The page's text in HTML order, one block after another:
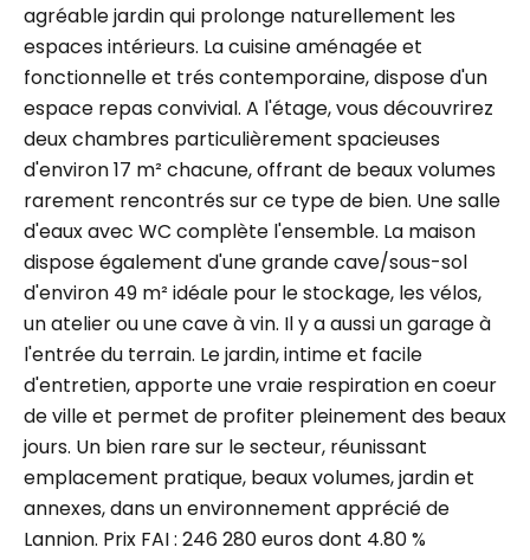
agréable jardin qui prolonge naturellement les
espaces intérieurs. La cuisine aménagée et
fonctionnelle et trés contemporaine, dispose d'un
espace repas convivial. A l'étage, vous découvrirez
deux chambres particulièrement spacieuses
d'environ 17 m² chacune, offrant de beaux volumes
rarement rencontrés sur ce type de bien. Une salle
d'eaux avec WC complète l'ensemble. La maison
dispose également d'une grande cave/sous-sol
d'environ 49 m² idéale pour le stockage, les vélos,
un atelier ou une cave à vin. Il y a aussi un garage à
l'entrée du terrain. Le jardin, intime et facile
d'entretien, apporte une vraie respiration en coeur
de ville et permet de profiter pleinement des beaux
jours. Un bien rare sur le secteur, réunissant
emplacement pratique, beaux volumes, jardin et
annexes, dans un environnement apprécié de
Lannion. Prix FAI : 246 280 euros dont 4.80 %